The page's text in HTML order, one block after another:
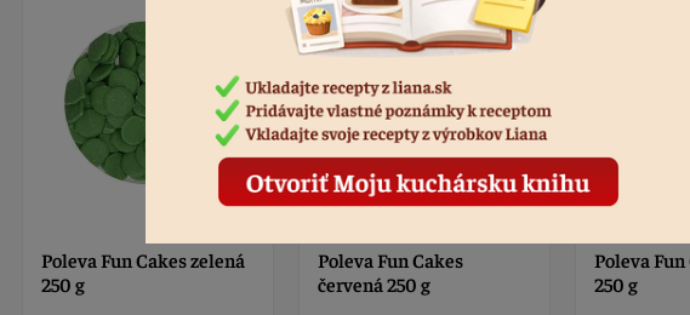
Poleva Fun Cakes
červená 250 g
Poleva Fun Cakes ružová
250 g
Poleva
jahodová